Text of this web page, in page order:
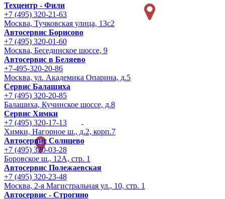
Техцентр - Фили
+7 (495) 320-21-63
Москва, Тучковская улица, 13с2
Автосервис Борисово
+7 (495) 320-01-60
Москва, Бесединское шоссе, 9
Автосервис в Беляево
+7-495-320-20-86
Москва, ул. Академика Опарина, д.5
Сервис Балашиха
+7 (495) 320-20-85
Балашиха, Кучинское шоссе, д.8
Сервис Химки
+7 (495) 320-17-13
Химки, Нагорное ш., д.2, корп.7
Автосервис Солнцево
+7 (495) 320-03-28
Боровское ш., 12А, стр. 1
Автосервис Полежаевская
+7 (495) 320-23-48
Москва, 2-я Магистральная ул., 10, стр. 1
Автосервис - Строгино